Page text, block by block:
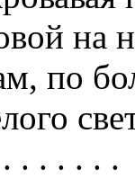
на
по
. . . . . .